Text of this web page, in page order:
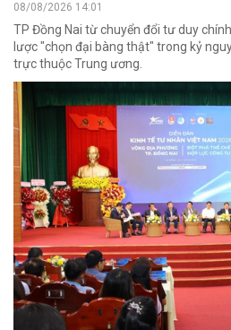
08/08/2026 14:01
TP Đồng Nai từ chuyển đổi tư duy
lược "chọn đại bàng thật" trong kỷ
trực thuộc Trung ương.